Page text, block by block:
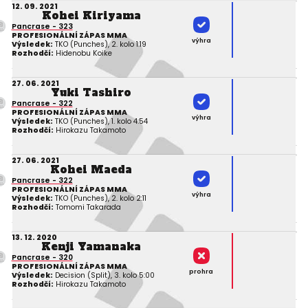
12. 09. 2021
Kohei Kiriyama
Pancrase - 323
PROFESIONÁLNÍ ZÁPAS MMA
Výsledek: TKO (Punches), 2. kolo 1:19
Rozhodčí: Hidenobu Koike
výhra
27. 06. 2021
Yuki Tashiro
Pancrase - 322
PROFESIONÁLNÍ ZÁPAS MMA
Výsledek: TKO (Punches), 1. kolo 4:54
Rozhodčí: Hirokazu Takamoto
výhra
27. 06. 2021
Kohei Maeda
Pancrase - 322
PROFESIONÁLNÍ ZÁPAS MMA
Výsledek: TKO (Punches), 2. kolo 2:11
Rozhodčí: Tomomi Takarada
výhra
13. 12. 2020
Kenji Yamanaka
Pancrase - 320
PROFESIONÁLNÍ ZÁPAS MMA
Výsledek: Decision (Split), 3. kolo 5:00
Rozhodčí: Hirokazu Takamoto
prohra